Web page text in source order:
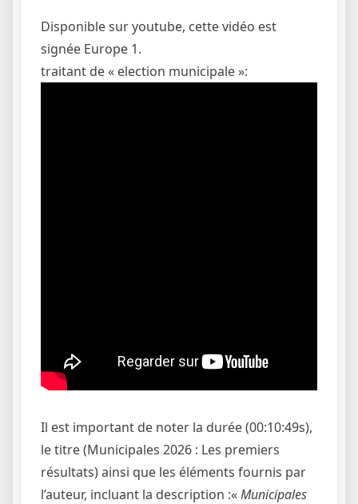
Disponible sur youtube, cette vidéo est
signée Europe 1.
traitant de « election municipale »:
Il est important de noter la durée (00:10:49s),
le titre (Municipales 2026 : Les premiers
résultats) ainsi que les éléments fournis par
l’auteur, incluant la description :«Municipales